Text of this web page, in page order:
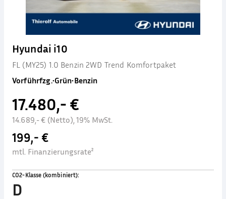
Hyundai i10
FL (MY25) 1.0 Benzin 2WD Trend Komfortpaket
Vorführfzg.•Grün•Benzin
17.480,- €
14.689,- € (Netto), 19% MwSt.
199,- €
mtl. Finanzierungsrate²
CO2-Klasse (kombiniert):
D